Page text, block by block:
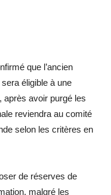
que l’ancien
éligible à une
après avoir purgé les
reviendra au comité
selon les critères en
de réserves de
malgré les